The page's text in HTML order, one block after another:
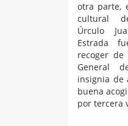
otra parte,
cultural
Úrculo
Estrada
recoger de
General
insignia de
buena
por tercera